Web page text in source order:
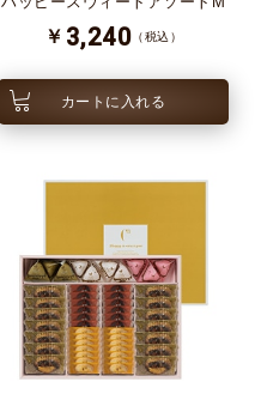
￥ 3,240 （税込）
カートに入れる